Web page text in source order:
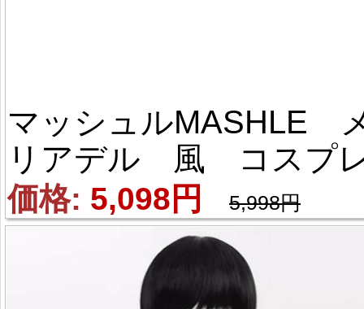
マッシュルMASHLE
リアデル 風 コスプ
ウィッグ
価格: 5,098円 5,998円